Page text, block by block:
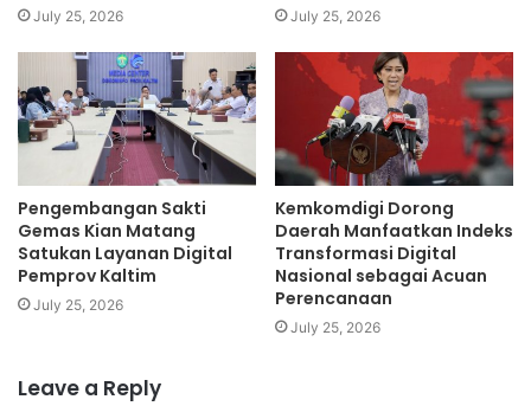
July 25, 2026 July 25, 2026
Pengembangan Sakti
Gemas Kian Matang
Satukan Layanan Digital
Pemprov Kaltim
July 25, 2026
Kemkomdigi Dorong
Daerah Manfaatkan Indeks
Transformasi Digital
Nasional sebagai Acuan
Perencanaan
July 25, 2026
Leave a Reply